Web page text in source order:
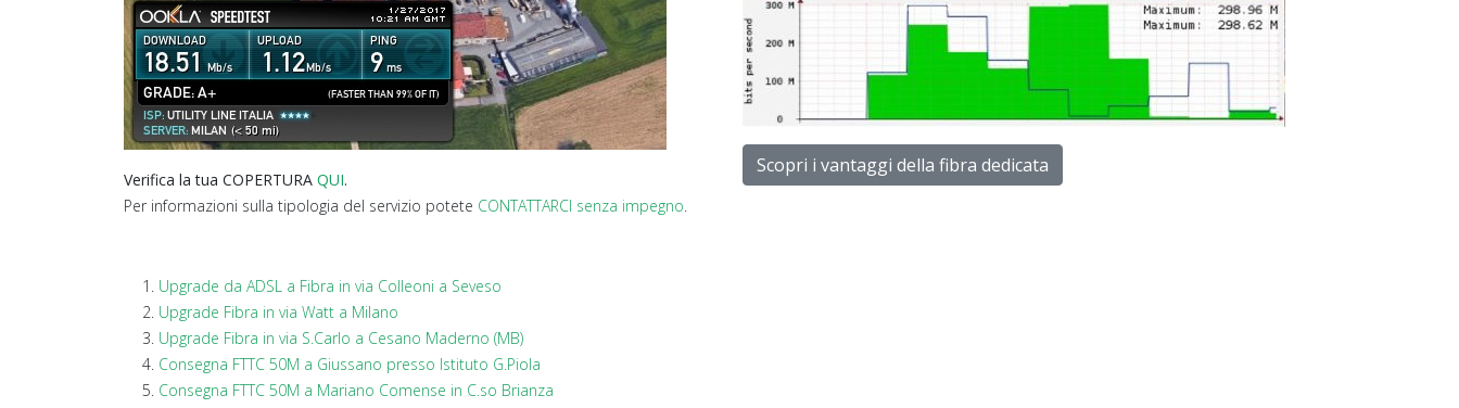
Verifica la tua COPERTURA QUI.
Per informazioni sulla tipologia del servizio potete CONTATTARCI senza impegno.
Scopri i vantaggi della fibra dedicata
Upgrade da ADSL a Fibra in via Colleoni a Seveso
Upgrade Fibra in via Watt a Milano
Upgrade Fibra in via S.Carlo a Cesano Maderno (MB)
Consegna FTTC 50M a Giussano presso Istituto G.Piola
Consegna FTTC 50M a Mariano Comense in C.so Brianza